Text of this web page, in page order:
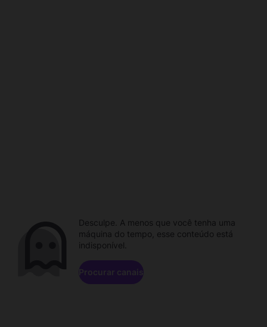
Desculpe. A menos que você tenha uma
máquina do tempo, esse conteúdo está
indisponível.
Procurar canais